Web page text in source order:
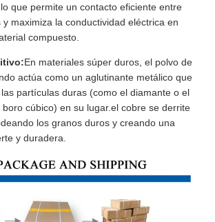
que permite un contacto eficiente entre
y maximiza la conductividad eléctrica en
compuesto.
En materiales súper duros, el polvo de
actúa como un aglutinante metálico que
partículas duras (como el diamante o el
boro cúbico) en su lugar.el cobre se derrite
los granos duros y creando una
y duradera.